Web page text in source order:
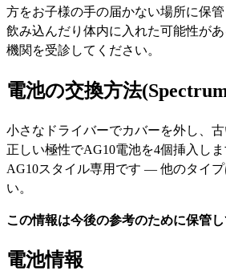
方をお子様の手の届かない場所に保
飲み込んだり体内に入れた可能性が
機関を受診してください。
電池の交換方法
小さなドライバーでカバーを外し、古
正しい極性でAG10電池を4個挿入し
AG10スタイル専用です — 他のタイ
い。
この情報は今後の参考のために保管し
電池情報